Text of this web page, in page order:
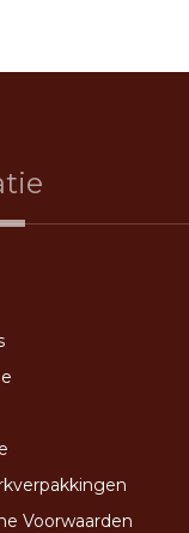
Voorwaarden